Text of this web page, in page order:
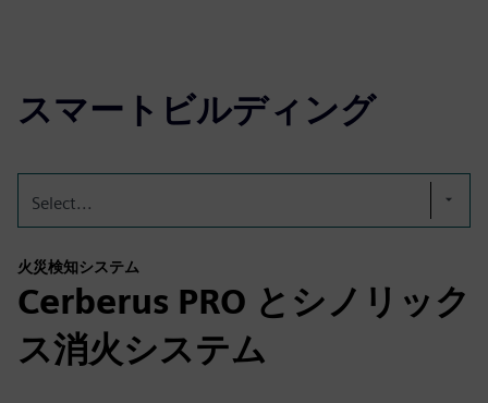
スマートビルディング
Select...
火災検知システム
Cerberus PRO とシノリック
ス消火システム